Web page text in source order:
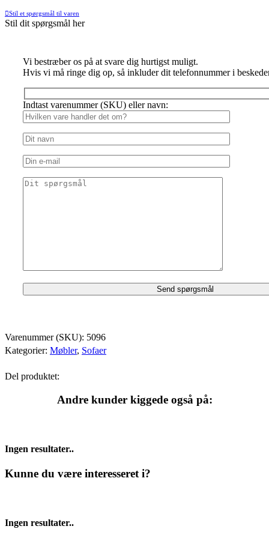
Stil et spørgsmål til varen
Stil dit spørgsmål her
Vi bestræber os på at svare dig hurtigst muligt.
Hvis vi må ringe dig op, så inkluder dit telefonnummer i
Indtast varenummer (SKU) eller navn:
Varenummer (SKU): 5096
Kategorier: Møbler, Sofaer
Del produktet:
Andre kunder kiggede også på:
Ingen resultater..
Kunne du være interesseret i?
Ingen resultater..